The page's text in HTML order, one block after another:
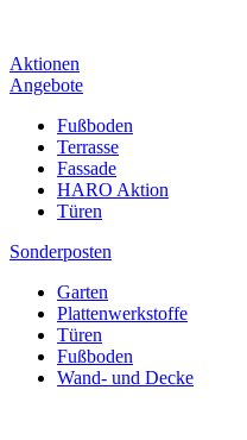
Aktionen
Angebote
Fußboden
Terrasse
Fassade
HARO Aktion
Türen
Sonderposten
Garten
Plattenwerkstoffe
Türen
Fußboden
Wand- und Decke